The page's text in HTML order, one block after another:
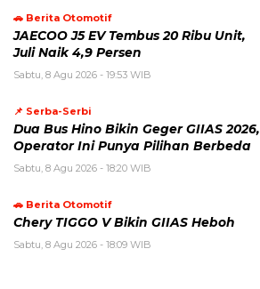
🚗 Berita Otomotif
JAECOO J5 EV Tembus 20 Ribu Unit,
Juli Naik 4,9 Persen
Sabtu, 8 Agu 2026 - 19:53 WIB
📌 Serba-Serbi
Dua Bus Hino Bikin Geger GIIAS 2026,
Operator Ini Punya Pilihan Berbeda
Sabtu, 8 Agu 2026 - 18:20 WIB
🚗 Berita Otomotif
Chery TIGGO V Bikin GIIAS Heboh
Sabtu, 8 Agu 2026 - 18:09 WIB